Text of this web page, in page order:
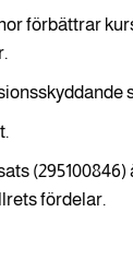
förbättrar
fördelar.